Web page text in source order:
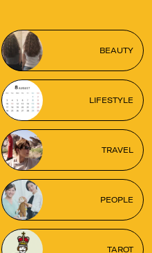
BEAUTY
LIFESTYLE
TRAVEL
PEOPLE
TAROT